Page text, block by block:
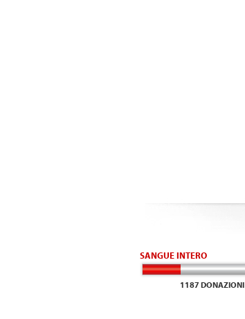
SANGUE INTERO
1187 DONAZIONI